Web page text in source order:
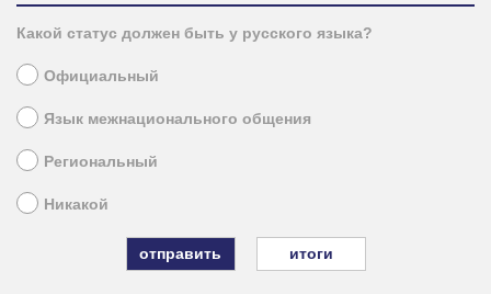
Какой статус должен быть у русского языка?
Официальный
Язык межнационального общения
Региональный
Никакой
итоги